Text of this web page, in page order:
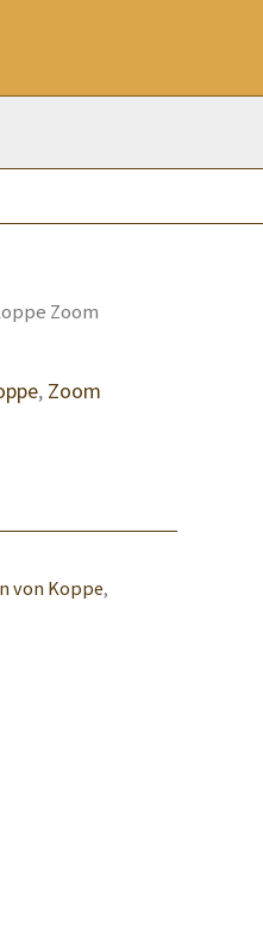
Zoom
, Zoom
von Koppe,